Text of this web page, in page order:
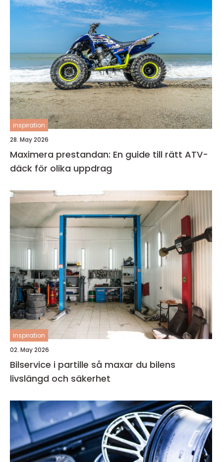
inspiration
28. May 2026
Maximera prestandan: En guide till rätt ATV-
däck för olika uppdrag
inspiration
02. May 2026
Bilservice i partille så maxar du bilens
livslängd och säkerhet